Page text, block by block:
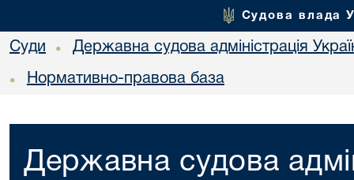
Судова влада
Суди • Державна судова адміністрація
• Нормативно-правова база
Державна судова